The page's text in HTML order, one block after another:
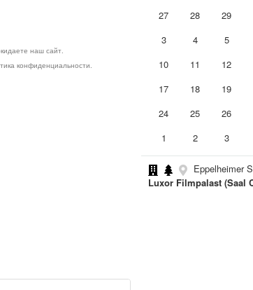
наш сайт.
конфиденциальности.
27
28 29
3
4 5
10
11 12
17
18 19
24
25 26
1
2 3
Eppelheimer
Luxor Filmpalast (Saal